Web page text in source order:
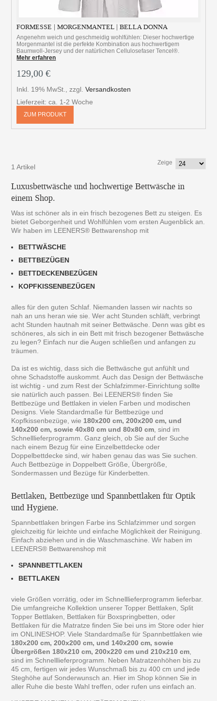
FORMESSE | MORGENMANTEL | BELLA DONNA
Angenehm weich und geschmeidig wohlfühlen: Dieser hochwertige
Morgenmantel ist die perfekte Kombination aus hochwertigem
Baumwoll-Jersey und der natürlichen Cellulosefaser Tencel®.
Mehr erfahren
129,00 €
Inkl. 19% MwSt. ,zzgl.Versandkosten
Lieferzeit: ca. 1-2 Woche
ZUM PRODUKT
1 Artikel
Zeige
Luxusbettwäsche und hochwertige Bettwäsche in
einem Shop.
Was ist schöner als in ein frisch bezogenes Bett zu steigen. Es
bietet Geborgenheit und Wohlfühlen vom ersten Augenblick an.
Wir haben im LEENERS® Bettwarenshop mit
BETTWÄSCHE
BETTBEZÜGEN
BETTDECKENBEZÜGEN
KOPFKISSENBEZÜGEN
alles für den guten Schlaf. Niemanden lassen wir nachts so
nah an uns heran wie sie. Wer acht Stunden schläft, verbringt
acht Stunden hautnah mit seiner Bettwäsche. Denn was gibt es
schöneres, als sich in ein Bett mit frisch bezogener Bettwäsche
zu legen? Einfach nur die Augen schließen und anfangen zu
träumen.
Da ist es wichtig, dass sich die Bettwäsche gut anfühlt und
ohne Schadstoffe auskommt. Auch das Design der Bettwäsche
ist wichtig - und zum Rest der Schlafzimmer-Einrichtung sollte
sie natürlich auch passen. Bei LEENERS® finden Sie
Bettbezüge und Bettlaken in vielen Farben und modischen
Designs. Viele Standardmaße für Bettbezüge und
Kopfkissenbezüge, wie 180x200 cm, 200x200 cm, und
140x200 cm, sowie 40x80 cm und 80x80 cm , sind im
Schnelllieferprogramm. Ganz gleich, ob Sie auf der Suche
nach einem Bezug für eine Einzelbettdecke oder
Doppelbettdecke sind, wir haben genau das was Sie suchen.
Auch Bettbezüge in Doppelbett Größe, Übergröße,
Sondermassen und Bezüge für Kinderbetten.
Bettlaken, Bettbezüge und Spannbettlaken für Optik
und Hygiene.
Spannbettlaken bringen Farbe ins Schlafzimmer und sorgen
gleichzeitig für leichte und einfache Möglichkeit der Reinigung.
Einfach abziehen und in die Waschmaschine. Wir haben im
LEENERS® Bettwarenshop mit
SPANNBETTLAKEN
BETTLAKEN
viele Größen vorrätig, oder im Schnelllieferprogramm lieferbar.
Die umfangreiche Kollektion unserer Topper Bettlaken, Split
Topper Bettlaken, Bettlaken für Boxspringbetten, oder
Bettlaken für die Matratze finden Sie bei uns im Store oder hier
im ONLINESHOP. Viele Standardmaße für Spannbettlaken wie
180x200 cm, 200x200 cm, und 140x200 cm, sowie
Übergrößen 180x210 cm, 200x220 cm und 210x210 cm
sind im Schnelllieferprogramm. Neben Matratzenhöhen bis zu
45 cm, fertigen wir jedes Wunschmaß bis zu 400 cm und jede
Steghöhe auf Sonderwunsch an. Hier im Shop können Sie in
aller Ruhe die beste Wahl treffen, oder rufen uns einfach an.